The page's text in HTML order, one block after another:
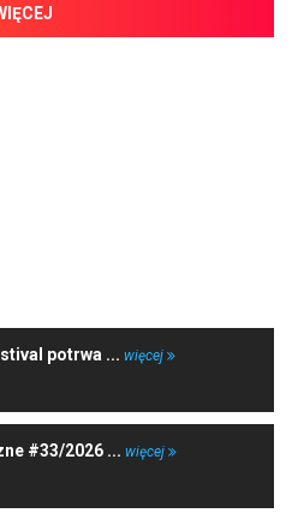
potrwa ... więcej
#33/2026 ... więcej